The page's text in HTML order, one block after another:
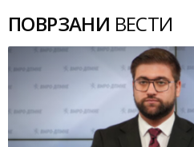
ПОВРЗАНИ ВЕСТИ